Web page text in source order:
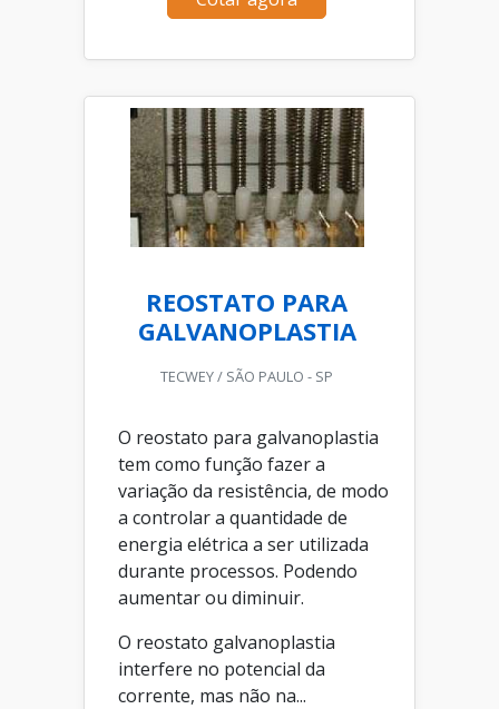
REOSTATO PARA
GALVANOPLASTIA
TECWEY / SÃO PAULO - SP
O reostato para galvanoplastia
tem como função fazer a
variação da resistência, de modo
a controlar a quantidade de
energia elétrica a ser utilizada
durante processos. Podendo
aumentar ou diminuir.
O reostato galvanoplastia
interfere no potencial da
corrente, mas não na...